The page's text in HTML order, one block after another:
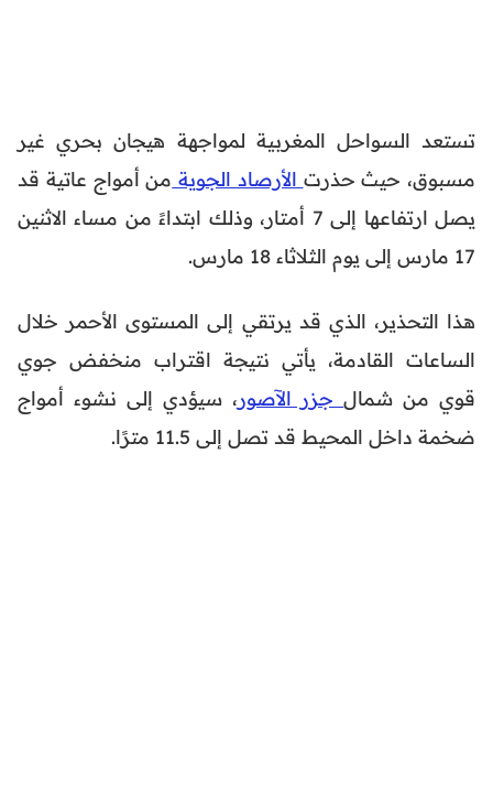
تستعد السواحل المغربية لمواجهة هيجان بحري غير
مسبوق، حيث حذرت الأرصاد الجوية من أمواج عاتية قد
يصل ارتفاعها إلى 7 أمتار، وذلك ابتداءً من مساء الاثنين
17 مارس إلى يوم الثلاثاء 18 مارس.
هذا التحذير، الذي قد يرتقي إلى المستوى الأحمر خلال
الساعات القادمة، يأتي نتيجة اقتراب منخفض جوي
قوي من شمالجزر الآصور، سيؤدي إلى نشوء أمواج
ضخمة داخل المحيط قد تصل إلى 11.5 مترًا.